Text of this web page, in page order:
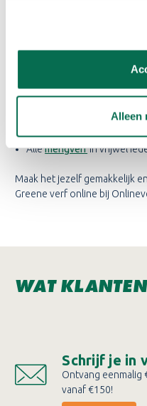
Alleen
LITTLE
Gratis online advies
mogelijk
Altijd gratis af te halen in
Allemengverfin vrijwel
Maak het jezelf gemakkelijk
Greene verf online bij
WAT
Schrijf je in
Ontvang eenmalig
vanaf €150!